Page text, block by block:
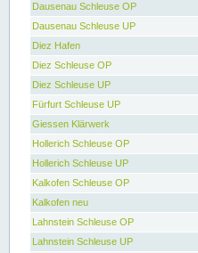
Dausenau Schleuse OP
Dausenau Schleuse UP
Diez Hafen
Diez Schleuse OP
Diez Schleuse UP
Fürfurt Schleuse UP
Giessen Klärwerk
Hollerich Schleuse OP
Hollerich Schleuse UP
Kalkofen Schleuse OP
Kalkofen neu
Lahnstein Schleuse OP
Lahnstein Schleuse UP